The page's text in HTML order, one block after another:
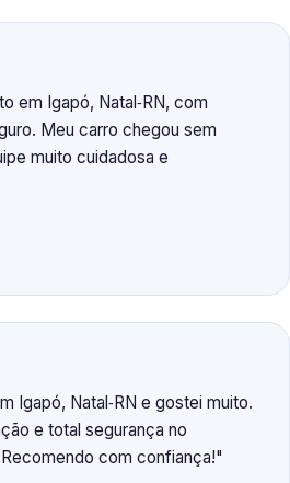
em Igapó, Natal‑RN, com
Meu carro chegou sem
muito cuidadosa e
Igapó, Natal‑RN e gostei muito.
e total segurança no
com confiança!